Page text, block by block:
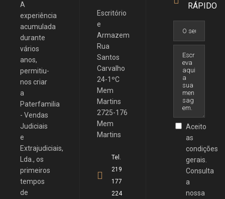
A
experiência
acumulada
durante
vários
anos,
permitiu-
nos criar
a
Paterfamilia
- Vendas
Judiciais
e
Extrajudiciais,
Lda., os
primeiros
tempos
de
Escritório
e
Armazem
Rua
Santos
Carvalho
24-1ºC
Mem
Martins
2725-176
Mem
Martins
Tel.
219
177
224
RÁPIDO
Aceito
as
condições
gerais.
Consulta
a
nossa